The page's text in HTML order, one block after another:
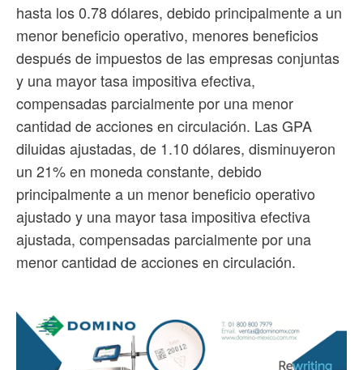
hasta los 0.78 dólares, debido principalmente a un
menor beneficio operativo, menores beneficios
después de impuestos de las empresas conjuntas
y una mayor tasa impositiva efectiva,
compensadas parcialmente por una menor
cantidad de acciones en circulación. Las GPA
diluidas ajustadas, de 1.10 dólares, disminuyeron
un 21% en moneda constante, debido
principalmente a un menor beneficio operativo
ajustado y una mayor tasa impositiva efectiva
ajustada, compensadas parcialmente por una
menor cantidad de acciones en circulación.